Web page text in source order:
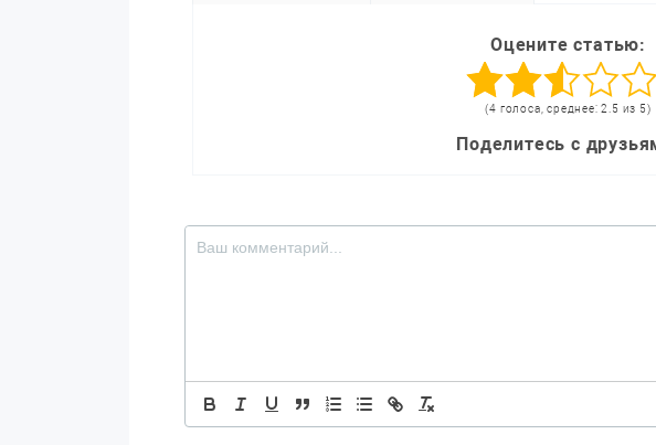
Оцените статью:
(4 голоса, среднее: 2.5 из 5)
Поделитесь с